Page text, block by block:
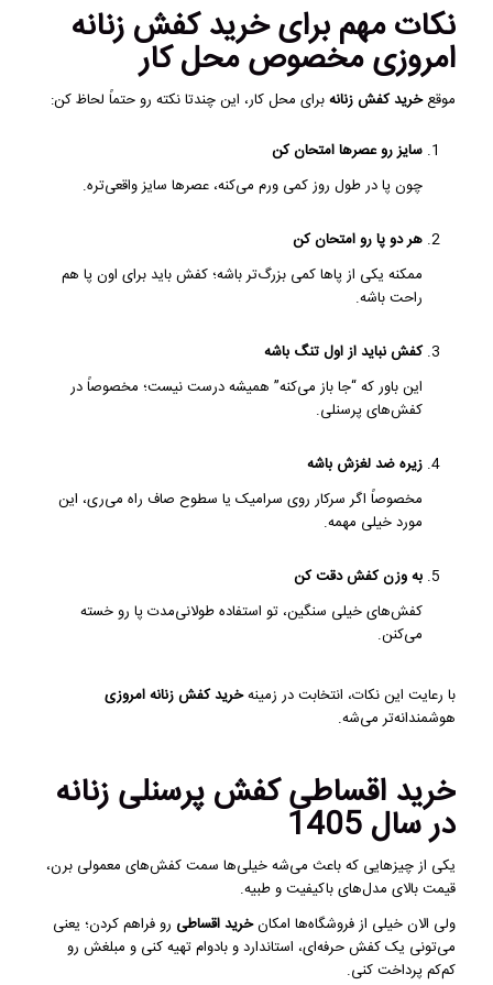
نکات مهم برای خرید کفش زنانه
امروزی مخصوص محل کار
موقعخرید کفش زنانهبرای محل کار، این چندتا نکته رو حتماً لحاظ کن:
سایز رو عصرها امتحان کن
چون پا در طول روز کمی ورم می‌کنه، عصرها سایز واقعی‌تره.
هر دو پا رو امتحان کن
ممکنه یکی از پاها کمی بزرگ‌تر باشه؛ کفش باید برای اون پا هم
راحت باشه.
کفش نباید از اول تنگ باشه
این باور که “جا باز می‌کنه” همیشه درست نیست؛ مخصوصاً در
کفش‌های پرسنلی.
زیره ضد لغزش باشه
مخصوصاً اگر سرکار روی سرامیک یا سطوح صاف راه می‌ری، این
مورد خیلی مهمه.
به وزن کفش دقت کن
کفش‌های خیلی سنگین، تو استفاده طولانی‌مدت پا رو خسته
می‌کنن.
با رعایت این نکات، انتخابت در زمینهخرید کفش زنانه امروزی
هوشمندانه‌تر می‌شه.
خرید اقساطی کفش پرسنلی زنانه
در سال 1405
یکی از چیزهایی که باعث می‌شه خیلی‌ها سمت کفش‌های معمولی برن،
قیمت بالای مدل‌های باکیفیت و طبیه.
ولی الان خیلی از فروشگاه‌ها امکانخرید اقساطی رو فراهم کردن؛ یعنی
می‌تونی یک کفش حرفه‌ای، استاندارد و بادوام تهیه کنی و مبلغش رو
کم‌کم پرداخت کنی.